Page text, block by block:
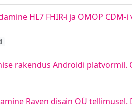
HL7 FHIR-i ja OMOP
rakendus Androidi
Raven disain OÜ